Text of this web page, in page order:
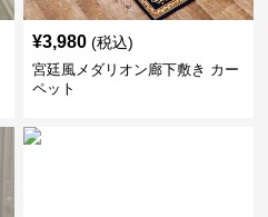
¥3,980 (税込)
宮廷風メダリオン廊下敷き カー
ペット